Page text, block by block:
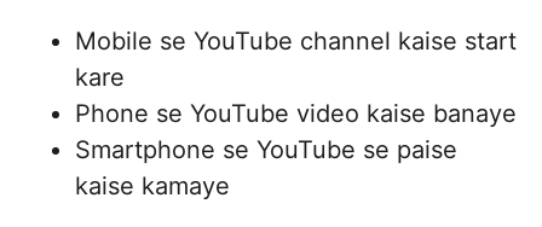
Mobile se YouTube channel kaise start
kare
Phone se YouTube video kaise banaye
Smartphone se YouTube se paise
kaise kamaye